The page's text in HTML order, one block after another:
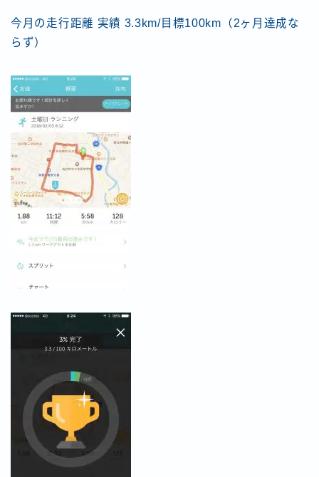
今月の走行距離 実績 3.3km/目標100km（2ヶ月達成な
らず）